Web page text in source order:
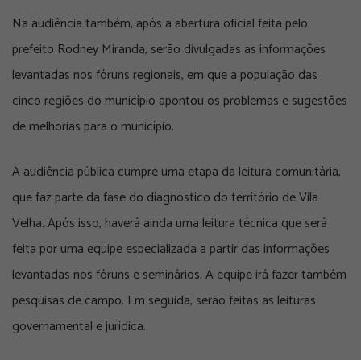
Na audiência também, após a abertura oficial feita pelo
prefeito Rodney Miranda, serão divulgadas as informações
levantadas nos fóruns regionais, em que a população das
cinco regiões do município apontou os problemas e sugestões
de melhorias para o município.
A audiência pública cumpre uma etapa da leitura comunitária,
que faz parte da fase do diagnóstico do território de Vila
Velha. Após isso, haverá ainda uma leitura técnica que será
feita por uma equipe especializada a partir das informações
levantadas nos fóruns e seminários. A equipe irá fazer também
pesquisas de campo. Em seguida, serão feitas as leituras
governamental e jurídica.